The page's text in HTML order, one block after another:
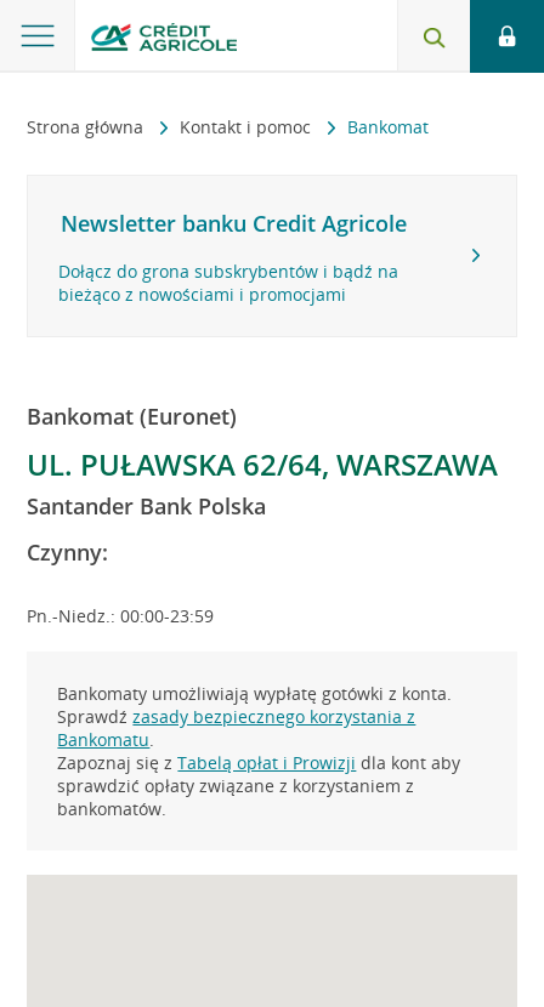
Strona główna Kontakt i pomoc Bankomat
Newsletter banku Credit Agricole
Dołącz do grona subskrybentów i bądź na
bieżąco z nowościami i promocjami
Bankomat (Euronet)
UL. PUŁAWSKA 62/64, WARSZAWA
Santander Bank Polska
Czynny:
Pn.-Niedz.: 00:00-23:59
Bankomaty umożliwiają wypłatę gotówki z konta.
Sprawdźzasady bezpiecznego korzystania z
Bankomatu.
Zapoznaj się zTabelą opłat i Prowizji dla kont aby
sprawdzić opłaty związane z korzystaniem z
bankomatów.